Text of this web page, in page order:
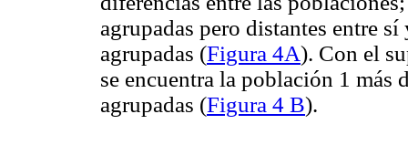
agrupadas pero distantes entre
agrupadas (Figura 4A). Con el
se encuentra la población 1 más
agrupadas (Figura 4 B).